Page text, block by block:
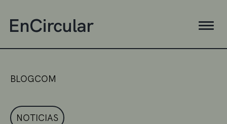
BLOGCOM
NOTICIAS